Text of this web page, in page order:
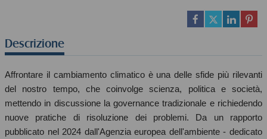
Descrizione
Affrontare il cambiamento climatico è una delle sfide più rilevanti
del nostro tempo, che coinvolge scienza, politica e società,
mettendo in discussione la governance tradizionale e richiedendo
nuove pratiche di risoluzione dei problemi. Da un rapporto
pubblicato nel 2024 dall'Agenzia europea dell'ambiente - dedicato